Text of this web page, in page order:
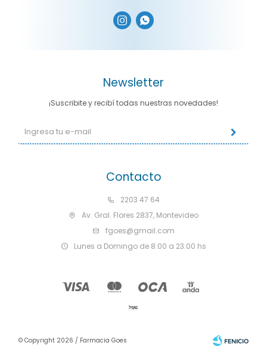
 
Contacto
2203 47 64
Av. Gral. Flores 2837, Montevideo
fgoes@gmail.com
Lunes a Domingo de 8:00 a 23:00 hs
Newsletter
¡Suscribite y recibí todas nuestras novedades!
© Copyright 2026 / Farmacia Goes